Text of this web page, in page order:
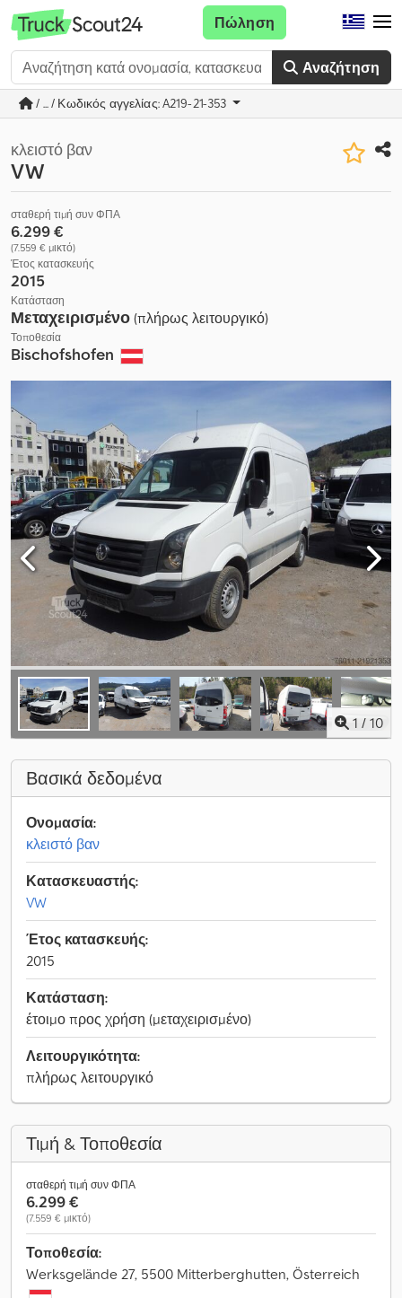
Αναζήτηση
Πώληση
/ ... / Κωδικός αγγελίας: A219-21-353
κλειστό βαν
VW
σταθερή τιμή συν ΦΠΑ
6.299 €
(7.559 € μικτό)
Έτος κατασκευής
2015
Κατάσταση
Μεταχειρισμένο (πλήρως λειτουργικό)
Τοποθεσία
Bischofshofen
1 / 10
Βασικά δεδομένα
Ονομασία:
κλειστό βαν
Κατασκευαστής:
VW
Έτος κατασκευής:
2015
Κατάσταση:
έτοιμο προς χρήση (μεταχειρισμένο)
Λειτουργικότητα:
πλήρως λειτουργικό
Τιμή & Τοποθεσία
σταθερή τιμή συν ΦΠΑ
6.299 €
(7.559 € μικτό)
Τοποθεσία:
Werksgelände 27, 5500 Mitterberghutten, Österreich